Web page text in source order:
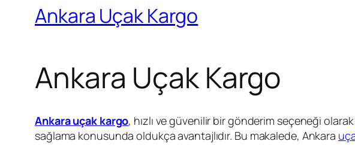
Ankara Uçak Kargo
Ankara Uçak Kargo
Ankara uçak kargo, hızlı ve güvenilir bir gönderim seçeneği
sağlama konusunda oldukça avantajlıdır. Bu makalede, Ankara